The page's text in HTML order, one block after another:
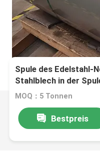
Spule des Edelstahl-
Stahlblech in der
MOQ：5 Tonnen
Bestpreis